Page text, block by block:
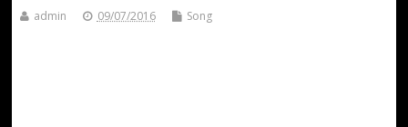
admin 09/07/2016 Song